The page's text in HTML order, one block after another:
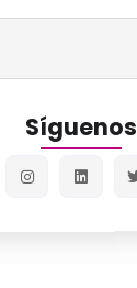
Síguenos